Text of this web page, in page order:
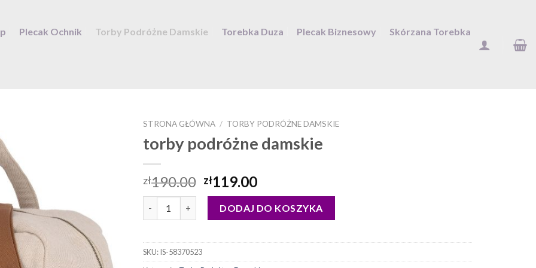
Plecak Ochnik Torby Podróżne Damskie Torebka Duza Plecak Biznesowy Skórzana Torebka
STRONA GŁÓWNA / TORBY PODRÓŻNE DAMSKIE
torby podróżne damskie
zł190.00 zł119.00
DODAJ DO KOSZYKA
SKU:IS-58370523